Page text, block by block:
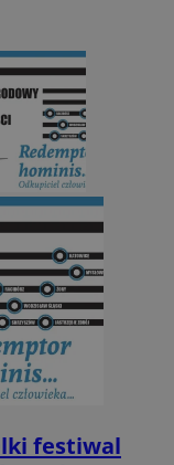
festiwal